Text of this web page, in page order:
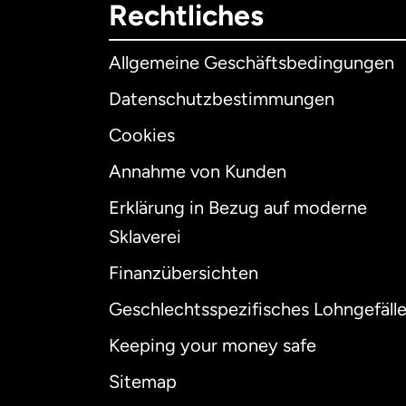
Rechtliches
Allgemeine Geschäftsbedingungen
Datenschutzbestimmungen
Cookies
Annahme von Kunden
Erklärung in Bezug auf moderne
Sklaverei
Finanzübersichten
Geschlechtsspezifisches Lohngefälle
Keeping your money safe
Sitemap